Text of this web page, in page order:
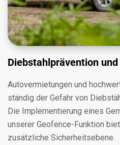
Diebstahlprävention
Autovermietungen und
ständig der Gefahr von
Die Implementierung eines
unserer Geofence-Funktion
zusätzliche Sicherheitsebene.